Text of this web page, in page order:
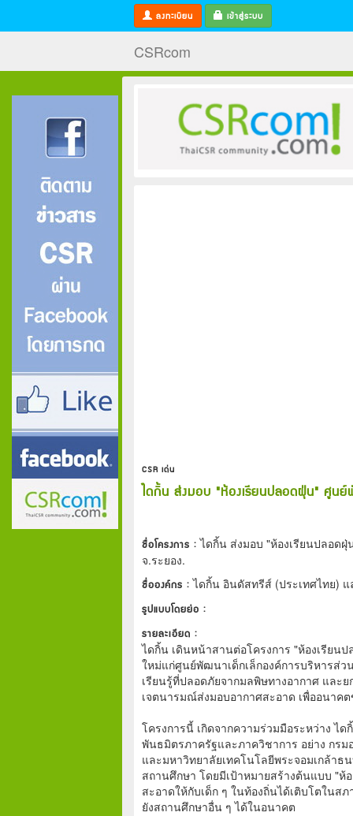
ลงทะเบียน เข้าสู่ระบบ
CSRcom
CSR เด่น
ไดกิ้น ส่งมอบ "ห้องเรียนปลอดฝุ่น" ศูน
ชื่อโครงการ : ไดกิ้น ส่งมอบ "ห้องเรียนปลอด
จ.ระยอง.
ชื่อองค์กร : ไดกิ้น อินดัสทรีส์ (ประเทศไทย)
รูปแบบโดยย่อ :
รายละเอียด :
ไดกิ้น เดินหน้าสานต่อโครงการ "ห้องเรียน
ใหม่แก่ศูนย์พัฒนาเด็กเล็กองค์การบริหารส่
เรียนรู้ที่ปลอดภัยจากมลพิษทางอากาศ และ
เจตนารมณ์ส่งมอบอากาศสะอาด เพื่ออนาค
โครงการนี้ เกิดจากความร่วมมือระหว่าง ไ
พันธมิตรภาครัฐและภาควิชาการ อย่าง กร
และมหาวิทยาลัยเทคโนโลยีพระจอมเกล้า
สถานศึกษา โดยมีเป้าหมายสร้างต้นแบบ "ห้
สะอาดให้กับเด็ก ๆ ในท้องถิ่นได้เติบโตในส
ยังสถานศึกษาอื่น ๆ ได้ในอนาคต